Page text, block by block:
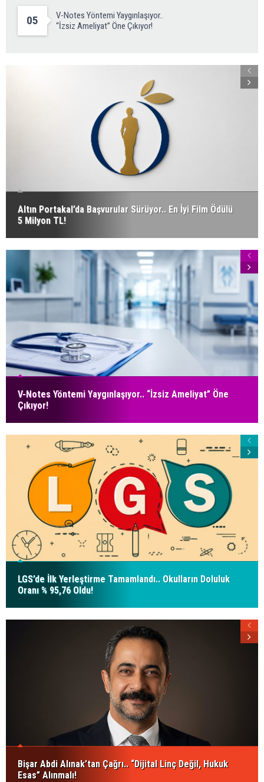
05
V-Notes Yöntemi Yaygınlaşıyor..
“İzsiz Ameliyat” Öne Çıkıyor!
Altın Portakal’da Başvurular Sürüyor.. En İyi Film Ödülü
5 Milyon TL!
V-Notes Yöntemi Yaygınlaşıyor.. “İzsiz Ameliyat” Öne
Çıkıyor!
LGS’de İlk Yerleştirme Tamamlandı.. Okulların Doluluk
Oranı % 95,76 Oldu!
Bişar Abdi Alınak’tan Çağrı.. “Dijital Linç Değil, Hukuk
Esas” Alınmalı!